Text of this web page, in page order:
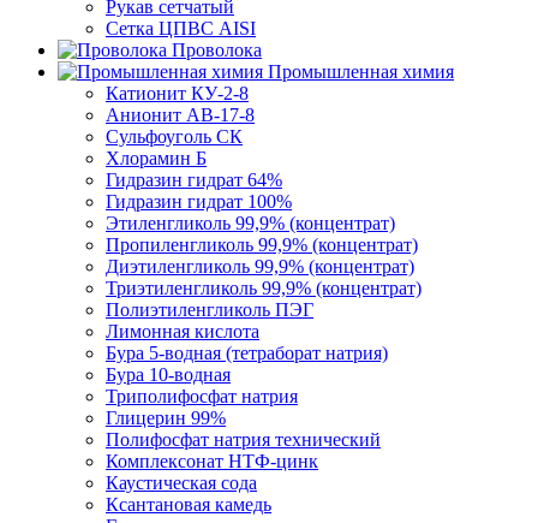
Рукав сетчатый
Сетка ЦПВС AISI
Проволока
Промышленная химия
Катионит КУ-2-8
Анионит АВ-17-8
Сульфоуголь СК
Хлорамин Б
Гидразин гидрат 64%
Гидразин гидрат 100%
Этиленгликоль 99,9% (концентрат)
Пропиленгликоль 99,9% (концентрат)
Диэтиленгликоль 99,9% (концентрат)
Триэтиленгликоль 99,9% (концентрат)
Полиэтиленгликоль ПЭГ
Лимонная кислота
Бура 5-водная (тетраборат натрия)
Бура 10-водная
Триполифосфат натрия
Глицерин 99%
Полифосфат натрия технический
Комплексонат НТФ-цинк
Каустическая сода
Ксантановая камедь